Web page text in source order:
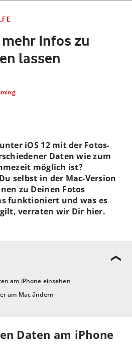
Infos zu
lassen
am iPhone einsehen
am Mac ändern
iOS 12 mit der Fotos-
Daten wie zum
möglich ist?
selbst in der Mac-Version
zu Deinen Fotos
funktioniert und was es
verraten wir Dir hier.
Daten am iPhone